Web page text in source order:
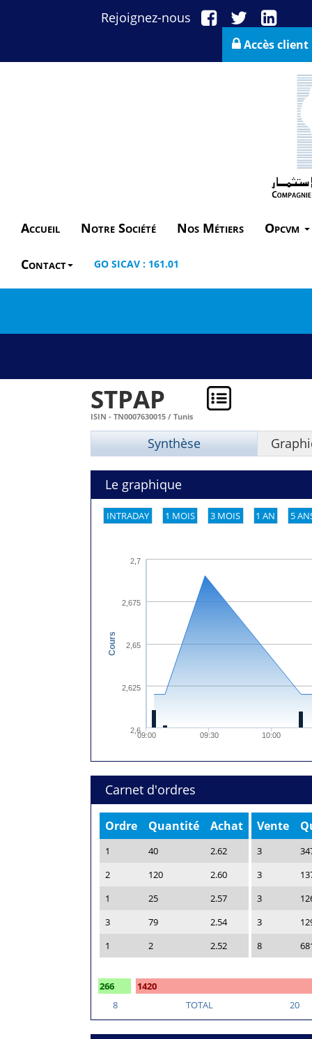
Rejoignez-nous
Accès client
Accueil Notre Société Nos Métiers Opcvm
Contact GO SICAV : 161.01
STPAP
ISIN - TN0007630015 / Tunis
Synthèse
Le graphique
INTRADAY 1 MOIS 3 MOIS 1 AN 5
Cours
09:00 09:30 10:00
2,6
2,7
2,625
2,65
2,675
Carnet d'ordres
Ordre Quantité Achat
1 40
2.62
2
120
2.60
1
25
2.57
3
79
2.54
1
2 2.52
Vente
3
3
3
3
8
266
1420
8
TOTAL 20